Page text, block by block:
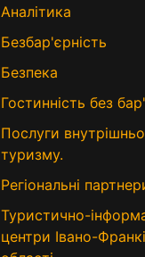
Аналітика
Безбар'єрність
Безпека
Гостинність без
Послуги
туризму.
Регіональні
Туристично-
центри Івано-